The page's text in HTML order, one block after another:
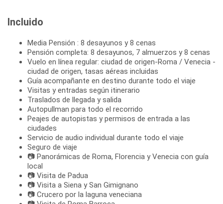
Incluido
Media Pensión : 8 desayunos y 8 cenas
Pensión completa: 8 desayunos, 7 almuerzos y 8 cenas
Vuelo en línea regular: ciudad de origen-Roma / Venecia -
ciudad de origen, tasas aéreas incluidas
Guía acompañante en destino durante todo el viaje
Visitas y entradas según itinerario
Traslados de llegada y salida
Autopullman para todo el recorrido
Peajes de autopistas y permisos de entrada a las
ciudades
Servicio de audio individual durante todo el viaje
Seguro de viaje
📷 Panorámicas de Roma, Florencia y Venecia con guía
local
📷 Visita de Padua
📷 Visita a Siena y San Gimignano
📷 Crucero por la laguna veneciana